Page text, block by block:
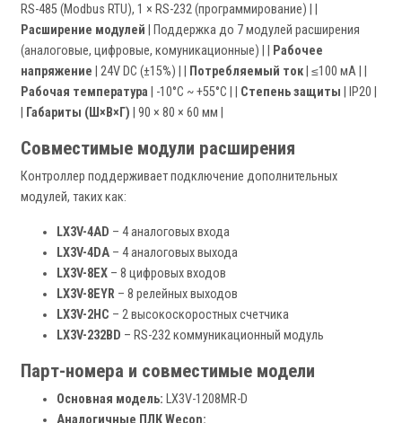
RS-485 (Modbus RTU), 1 × RS-232 (программирование) | |
Расширение модулей | Поддержка до 7 модулей расширения
(аналоговые, цифровые, комуникационные) | |
Рабочее
напряжение | 24V DC (±15%) | | Потребляемый ток | ≤100 мА | |
Рабочая температура | -10°C ~ +55°C | | Степень защиты | IP20 |
Габариты (Ш×В×Г) | 90 × 80 × 60 мм |
Совместимые модули расширения
Контроллер поддерживает подключение дополнительных
модулей, таких как:
LX3V-4AD – 4 аналоговых входа
LX3V-4DA – 4 аналоговых выхода
LX3V-8EX – 8 цифровых входов
LX3V-8EYR – 8 релейных выходов
LX3V-2HC – 2 высокоскоростных счетчика
LX3V-232BD – RS-232 коммуникационный модуль
Парт-номера и совместимые модели
Основная модель: LX3V-1208MR-D
Аналогичные ПЛК Wecon: